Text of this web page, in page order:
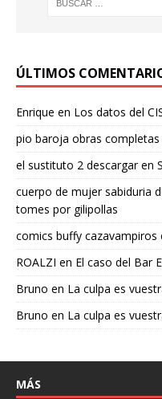
ÚLTIMOS
Enrique en Los datos del
pio baroja obras completas
el sustituto 2 descargaren
cuerpo de mujer sabiduria
tomes por gilipollas
comics buffy cazavampiros
ROALZI en El caso del Bar
Bruno en La culpa es
Bruno en La culpa es
MÁS